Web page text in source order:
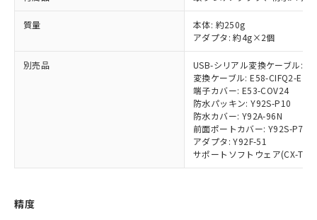
質量
本体: 約250g
アダプタ: 約4g×2個
別売品
USB-シリアル変換ケーブル:
変換ケーブル: E58-CIFQ2-E
端子カバー: E53-COV24
防水パッキン: Y92S-P10
防水カバー: Y92A-96N
前面ポートカバー: Y92S-P7
アダプタ: Y92F-51
サポートソフトウェア(CX-
精度
本サービスは、当社制御機器事業取扱
商品の当社在庫状況および標準価格
(税抜)を提供させていただくもので
当社制御機器事業取扱商品の中には、
本サービスの対象外となる商品もある
ことをご了承ください。
在庫状況および標準価格照会結果は、
記載している更新日時点での社内デー
タに基づき作成されるものであり、閲
覧された時点での実際の在庫および標
調査・確認中：EU RoHS指令（10物質）の
非含有の対応状況を調査中または確認中の
非該当品：ライセンス料など無形物で、有
害物質有無と関係のない商品です。
仕入先様の事情により、非含有部品として
いたものが、含有品と判明した場合などや
むを得ず変更することがあります。
鉛(Pb) 1000ppm以下、 水銀(Hg) 1000ppm以下、 カド
六価クロム(Cr(Ⅵ)) 1000ppm以下、ポリ臭化ビフェニル
「○」：最大均質材料含有率が中国RoHSの
基準値以下であることを示します。
「×」：最大均質材料含有率が中国RoHSの
基準値を超えていることを示します。
「－」：未確認です。当社販売部門へお問
*中国RoHS10物質の基準値 (GB/T26572)：
当社は、これら貴社製品のうち、外国
為替および外国貿易法に定める商品
（以下｢規制貨物等」という）を輸出
または国外への提供する場合は、日本
国政府の輸出許可(または役務取引許
可)を取得するなどの必要な手続きを